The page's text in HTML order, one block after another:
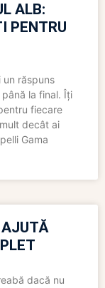
ALB:
PENTRU
un răspuns
la final. Îți
fiecare
decât ai
Gama
AJUTĂ
dacă nu